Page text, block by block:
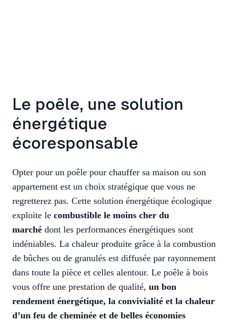
Le poêle, une solution
énergétique
écoresponsable
Opter pour un poêle pour chauffer sa maison ou son
appartement est un choix stratégique que vous ne
regretterez pas. Cette solution énergétique écologique
exploite le combustible le moins cher du
marché dont les performances énergétiques sont
indéniables. La chaleur produite grâce à la combustion
de bûches ou de granulés est diffusée par rayonnement
dans toute la pièce et celles alentour. Le poêle à bois
vous offre une prestation de qualité, un bon
rendement énergétique, la convivialité et la chaleur
d’un feu de cheminée et de belles économies